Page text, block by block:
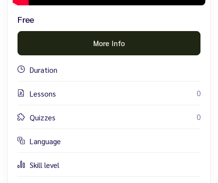
Free
More Info
Duration
Lessons 0
Quizzes 0
Language
Skill level